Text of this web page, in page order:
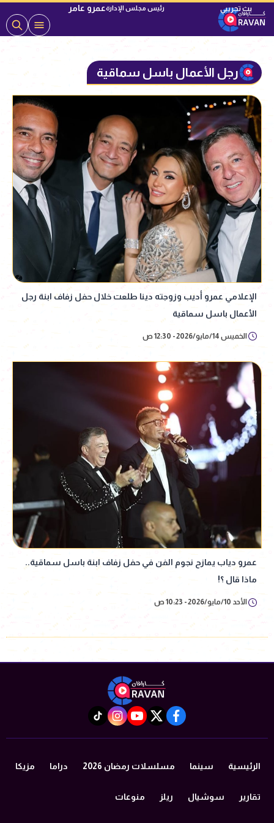
رئيس مجلس الإدارةعمرو عامر
رجل الأعمال باسل سماقية
الإعلامي عمرو أديب وزوجته دينا طلعت خلال حفل زفاف ابنة رجل
الأعمال باسل سماقية
الخميس 14/مايو/2026 - 12:30 ص
عمرو دياب يمازح نجوم الفن في حفل زفاف ابنة باسل سماقية..
ماذا قال ؟!
الأحد 10/مايو/2026 - 10:23 ص
facebook
twitter
youtube
instagram
tiktok
الرئيسية سينما مسلسلات رمضان 2026 دراما مزيكا
تقارير سوشيال ريلز منوعات